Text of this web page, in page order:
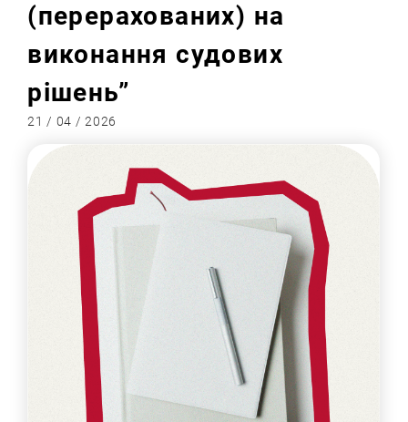
(перерахованих) на
виконання судових
рішень”
21 / 04 / 2026